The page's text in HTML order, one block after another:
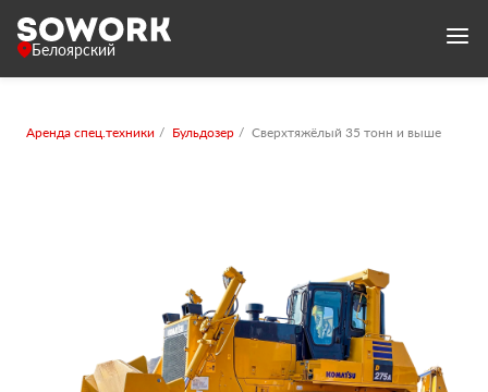
Белоярский
Аренда спец.техники Бульдозер Сверхтяжёлый 35 тонн и выше